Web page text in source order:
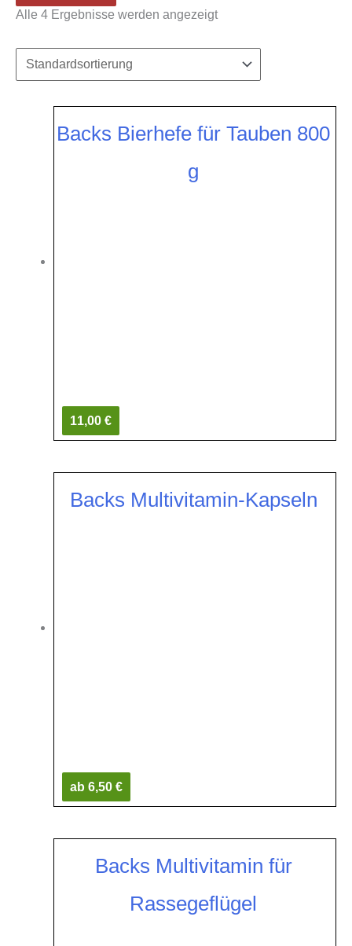
Alle 4 Ergebnisse werden angezeigt
Backs Bierhefe für Tauben 800
g
11,00 €
Backs Multivitamin-Kapseln
ab 6,50 €
Backs Multivitamin für
Rassegeflügel